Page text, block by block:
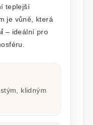
teplejší
je vůně, která
– ideální pro
klidným